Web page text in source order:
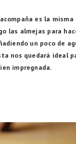
es la misma
las almejas para
un poco de
nos quedará ideal
impregnada.